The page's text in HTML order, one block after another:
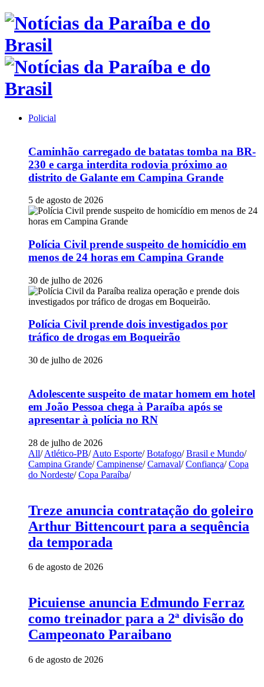
Policial
Caminhão carregado de batatas tomba na BR-
230 e carga interdita rodovia próximo ao
distrito de Galante em Campina Grande
5 de agosto de 2026
Polícia Civil prende suspeito de homicídio em
menos de 24 horas em Campina Grande
30 de julho de 2026
Polícia Civil prende dois investigados por
tráfico de drogas em Boqueirão
30 de julho de 2026
Adolescente suspeito de matar homem em hotel
em João Pessoa chega à Paraíba após se
apresentar à polícia no RN
28 de julho de 2026
All/ Atlético-PB/ Auto Esporte/ Botafogo/ Brasil e Mundo/
Campina Grande/ Campinense/ Carnaval/ Confiança/ Copa
do Nordeste/ Copa Paraíba/
Treze anuncia contratação do goleiro
Arthur Bittencourt para a sequência
da temporada
6 de agosto de 2026
Picuiense anuncia Edmundo Ferraz
como treinador para a 2ª divisão do
Campeonato Paraibano
6 de agosto de 2026